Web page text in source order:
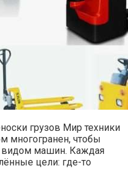
грузов Мир техники
многогранен, чтобы
видом машин. Каждая
цели: где-то